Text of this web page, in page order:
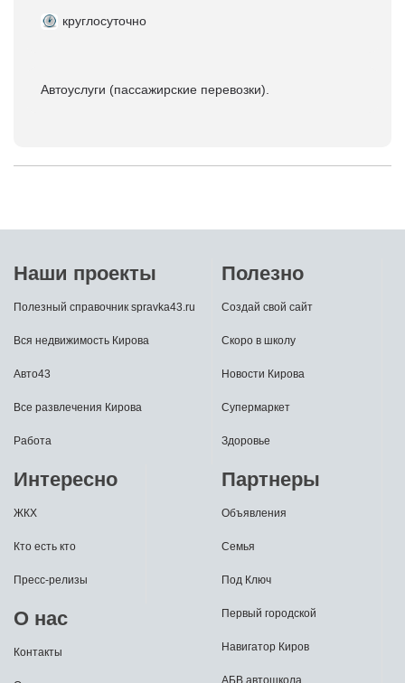
круглосуточно
Автоуслуги (пассажирские перевозки).
Наши проекты
Полезный справочник spravka43.ru
Вся недвижимость Кирова
Авто43
Все развлечения Кирова
Работа
Полезно
Создай свой сайт
Скоро в школу
Новости Кирова
Супермаркет
Здоровье
Интересно
ЖКХ
Кто есть кто
Пресс-релизы
О нас
Контакты
Партнеры
Объявления
Семья
Под Ключ
Первый городской
Навигатор Киров
АБВ автошкола